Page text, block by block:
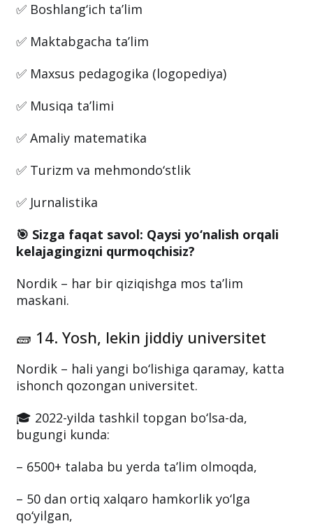
✅ Boshlang‘ich ta’lim
✅ Maktabgacha ta’lim
✅ Maxsus pedagogika (logopediya)
✅ Musiqa ta’limi
✅ Amaliy matematika
✅ Turizm va mehmondo‘stlik
✅ Jurnalistika
🎯 Sizga faqat savol: Qaysi yo‘nalish orqali
kelajagingizni qurmoqchisiz?
Nordik – har bir qiziqishga mos ta’lim
maskani.
🧱 14. Yosh, lekin jiddiy universitet
Nordik – hali yangi bo‘lishiga qaramay, katta
ishonch qozongan universitet.
🎓 2022-yilda tashkil topgan bo‘lsa-da,
bugungi kunda:
– 6500+ talaba bu yerda ta’lim olmoqda,
– 50 dan ortiq xalqaro hamkorlik yo‘lga
qo‘yilgan,